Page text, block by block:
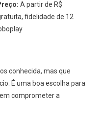
A partir de R$
fidelidade de 12
conhecida, mas que
É uma boa escolha para
comprometer a